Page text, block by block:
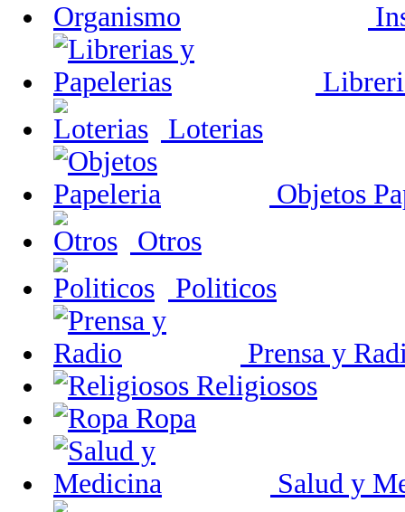
Loterias
Objetos
Otros
Politicos
Prensa y
Religiosos
Ropa
Salud y